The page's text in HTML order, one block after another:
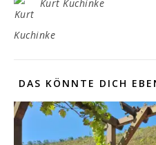
Kurt Kuchinke
DAS KÖNNTE DICH